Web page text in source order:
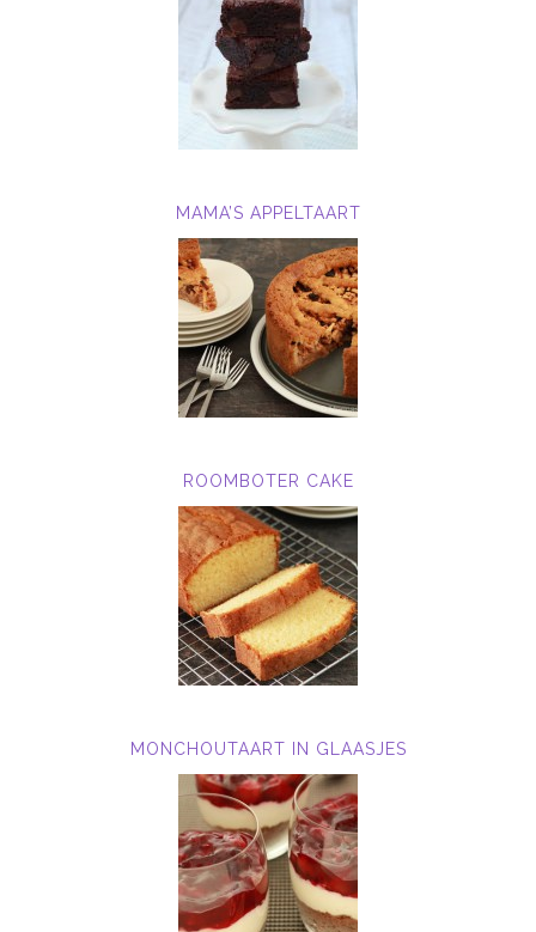
MAMA’S APPELTAART
ROOMBOTER CAKE
MONCHOUTAART IN GLAASJES